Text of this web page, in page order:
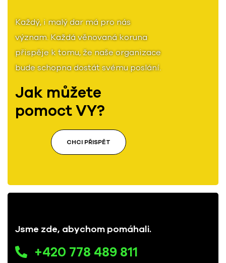
Každý, i malý dar má pro nás
význam. Každá věnovaná koruna
přispěje k tomu, že naše organizace
bude schopna dostát svému poslání.
Jak můžete
pomoct VY?
CHCI PŘISPĚT
Jsme zde, abychom pomáhali.
+420 778 489 811